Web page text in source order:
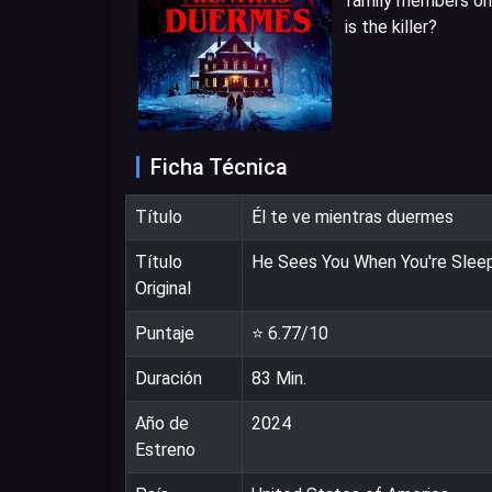
is the killer?
Ficha Técnica
Título Él te ve mientras duermes
Título
Original
He Sees You When You're
Puntaje ⭐ 6.77/10
Duración 83 Min.
Año de
Estreno
2024